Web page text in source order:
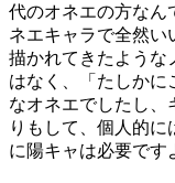
代のオネエの方なん
ネエキャラで全然い
描かれてきたような
はなく、「たしかに
なオネエでしたし、
りもして、個人的に
に陽キャは必要です